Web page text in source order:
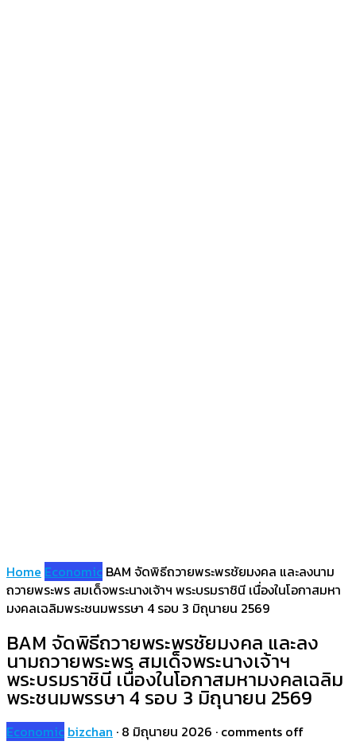
Home Economic BAM จัดพิธีถวายพระพรชัยมงคล และลงนาม
ถวายพระพร สมเด็จพระนางเจ้าฯ พระบรมราชินี เนื่องในโอกาสมหา
มงคลเฉลิมพระชนมพรรษา 4 รอบ 3 มิถุนายน 2569
BAM จัดพิธีถวายพระพรชัยมงคล และลง
นามถวายพระพร สมเด็จพระนางเจ้าฯ
พระบรมราชินี เนื่องในโอกาสมหามงคลเฉลิม
พระชนมพรรษา 4 รอบ 3 มิถุนายน 2569
Economic bizchan · 8 มิถุนายน 2026 · comments off